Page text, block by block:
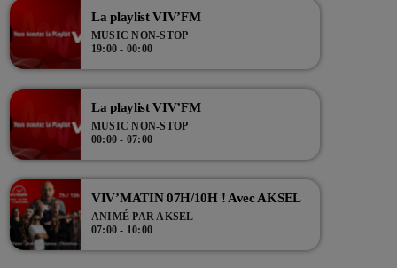
La playlist VIV’FM
MUSIC NON-STOP
19:00 - 00:00
La playlist VIV’FM
MUSIC NON-STOP
00:00 - 07:00
VIV’MATIN 07H/10H ! Avec AKSEL
ANIMÉ PAR AKSEL
07:00 - 10:00